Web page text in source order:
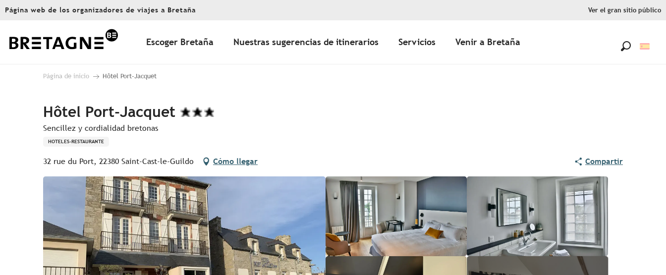
Aller
principal
Página web de los organizadores de viajes a Bretaña Ver el gran sitio público
Escoger Bretaña Nuestras sugerencias de itinerarios Servicios Venir a Bretaña
Página de inicio Hôtel Port-Jacquet
Hôtel Port-Jacquet
Sencillez y cordialidad bretonas
HOTELES-RESTAURANTE
32 rue du Port, 22380 Saint-Cast-le-Guildo Cómo llegar Compartir